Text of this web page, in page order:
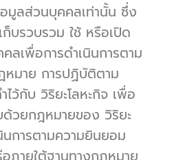
มูลส่วนบุคคลเท่านั้น ซึ่ง
บรวบรวม ใช้ หรือเปิด
ลเพื่อการดำเนินการตาม
หมาย การปฏิบัติตาม
ว้กับ วิริยะโลหะกิจ เพื่อ
ด้วยกฎหมายของ วิริยะ
นการตามความยินยอม
ภายใต้ฐานทางกฎหมาย